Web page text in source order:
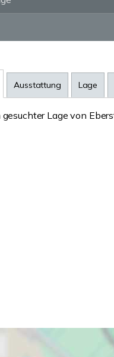
Ausstattung Lage
gesuchter Lage von